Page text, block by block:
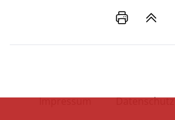
Impressum Datenschutz